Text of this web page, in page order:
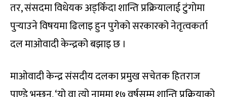
तर, संसदमा विधेयक अड्किँदा शान्ति प्रक्रियालाई टुंगोमा
पुर्‍याउने विषयमा ढिलाइ हुन पुगेको सरकारको नेतृत्वकर्ता
दल माओवादी केन्द्रको बझाइ छ ।
माओवादी केन्द्र संसदीय दलका प्रमुख सचेतक हितराज